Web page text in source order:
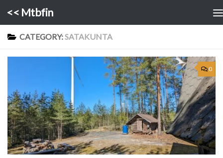
Skip to content
<< Mtbfin
CATEGORY:SATAKUNTA
0